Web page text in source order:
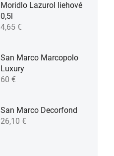
Moridlo Lazurol liehové
0,5l
4,65 €
San Marco Marcopolo
Luxury
60 €
San Marco Decorfond
26,10 €